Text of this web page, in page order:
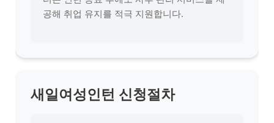
공해 취업 유지를 적극 지원합니다.
새일여성인턴 신청절차